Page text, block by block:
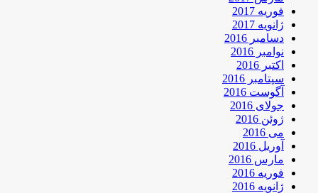
فوریه 2017
ژانویه 2017
دسامبر 2016
نوامبر 2016
اکتبر 2016
سپتامبر 2016
آگوست 2016
جولای 2016
ژوئن 2016
می 2016
آوریل 2016
مارس 2016
فوریه 2016
ژانویه 2016